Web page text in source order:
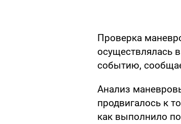
Проверка
осуществлялась
событию,
Анализ
продвигалось к
как выполнило